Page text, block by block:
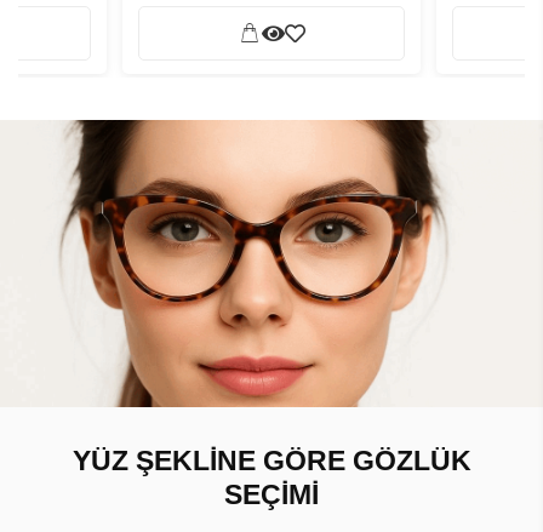
YÜZ ŞEKLİNE GÖRE GÖZLÜK
SEÇİMİ